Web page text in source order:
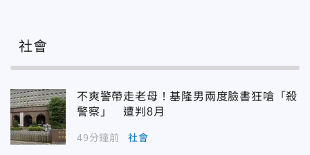
社會
不爽警帶走老母！基隆男兩度臉書狂嗆「殺
警察」 遭判8月
49分鐘前 社會